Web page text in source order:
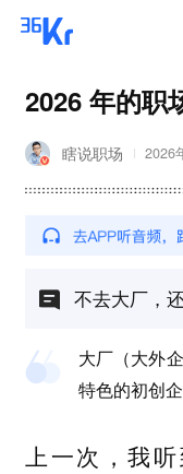
2026 年的职
瞎说职场 2026
不去大厂，
大厂（大外
特色的初创企
上一次，我听